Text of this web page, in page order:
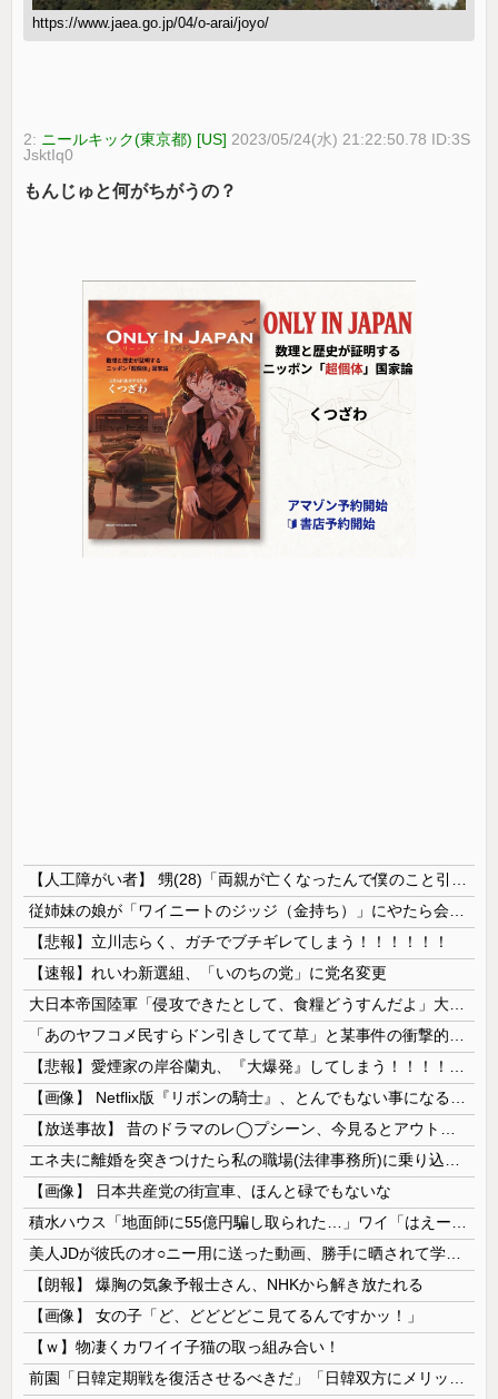
https://www.jaea.go.jp/04/o-arai/joyo/
2: ニールキック(東京都) [US] 2023/05/24(水) 21:22:50.78 ID:3S
JsktIq0
もんじゅと何がちがうの？
【悲報】立川志らく、ガチでブチギレてしまう！！！！！！
【速報】れいわ新選組、「いのちの党」に党名変更
【画像】 日本共産党の街宣車、ほんと碌でもないな
【朗報】 爆胸の気象予報士さん、NHKから解き放たれる
【画像】 女の子「ど、どどどどこ見てるんですかッ！」
【ｗ】物凄くカワイイ子猫の取っ組み合い！